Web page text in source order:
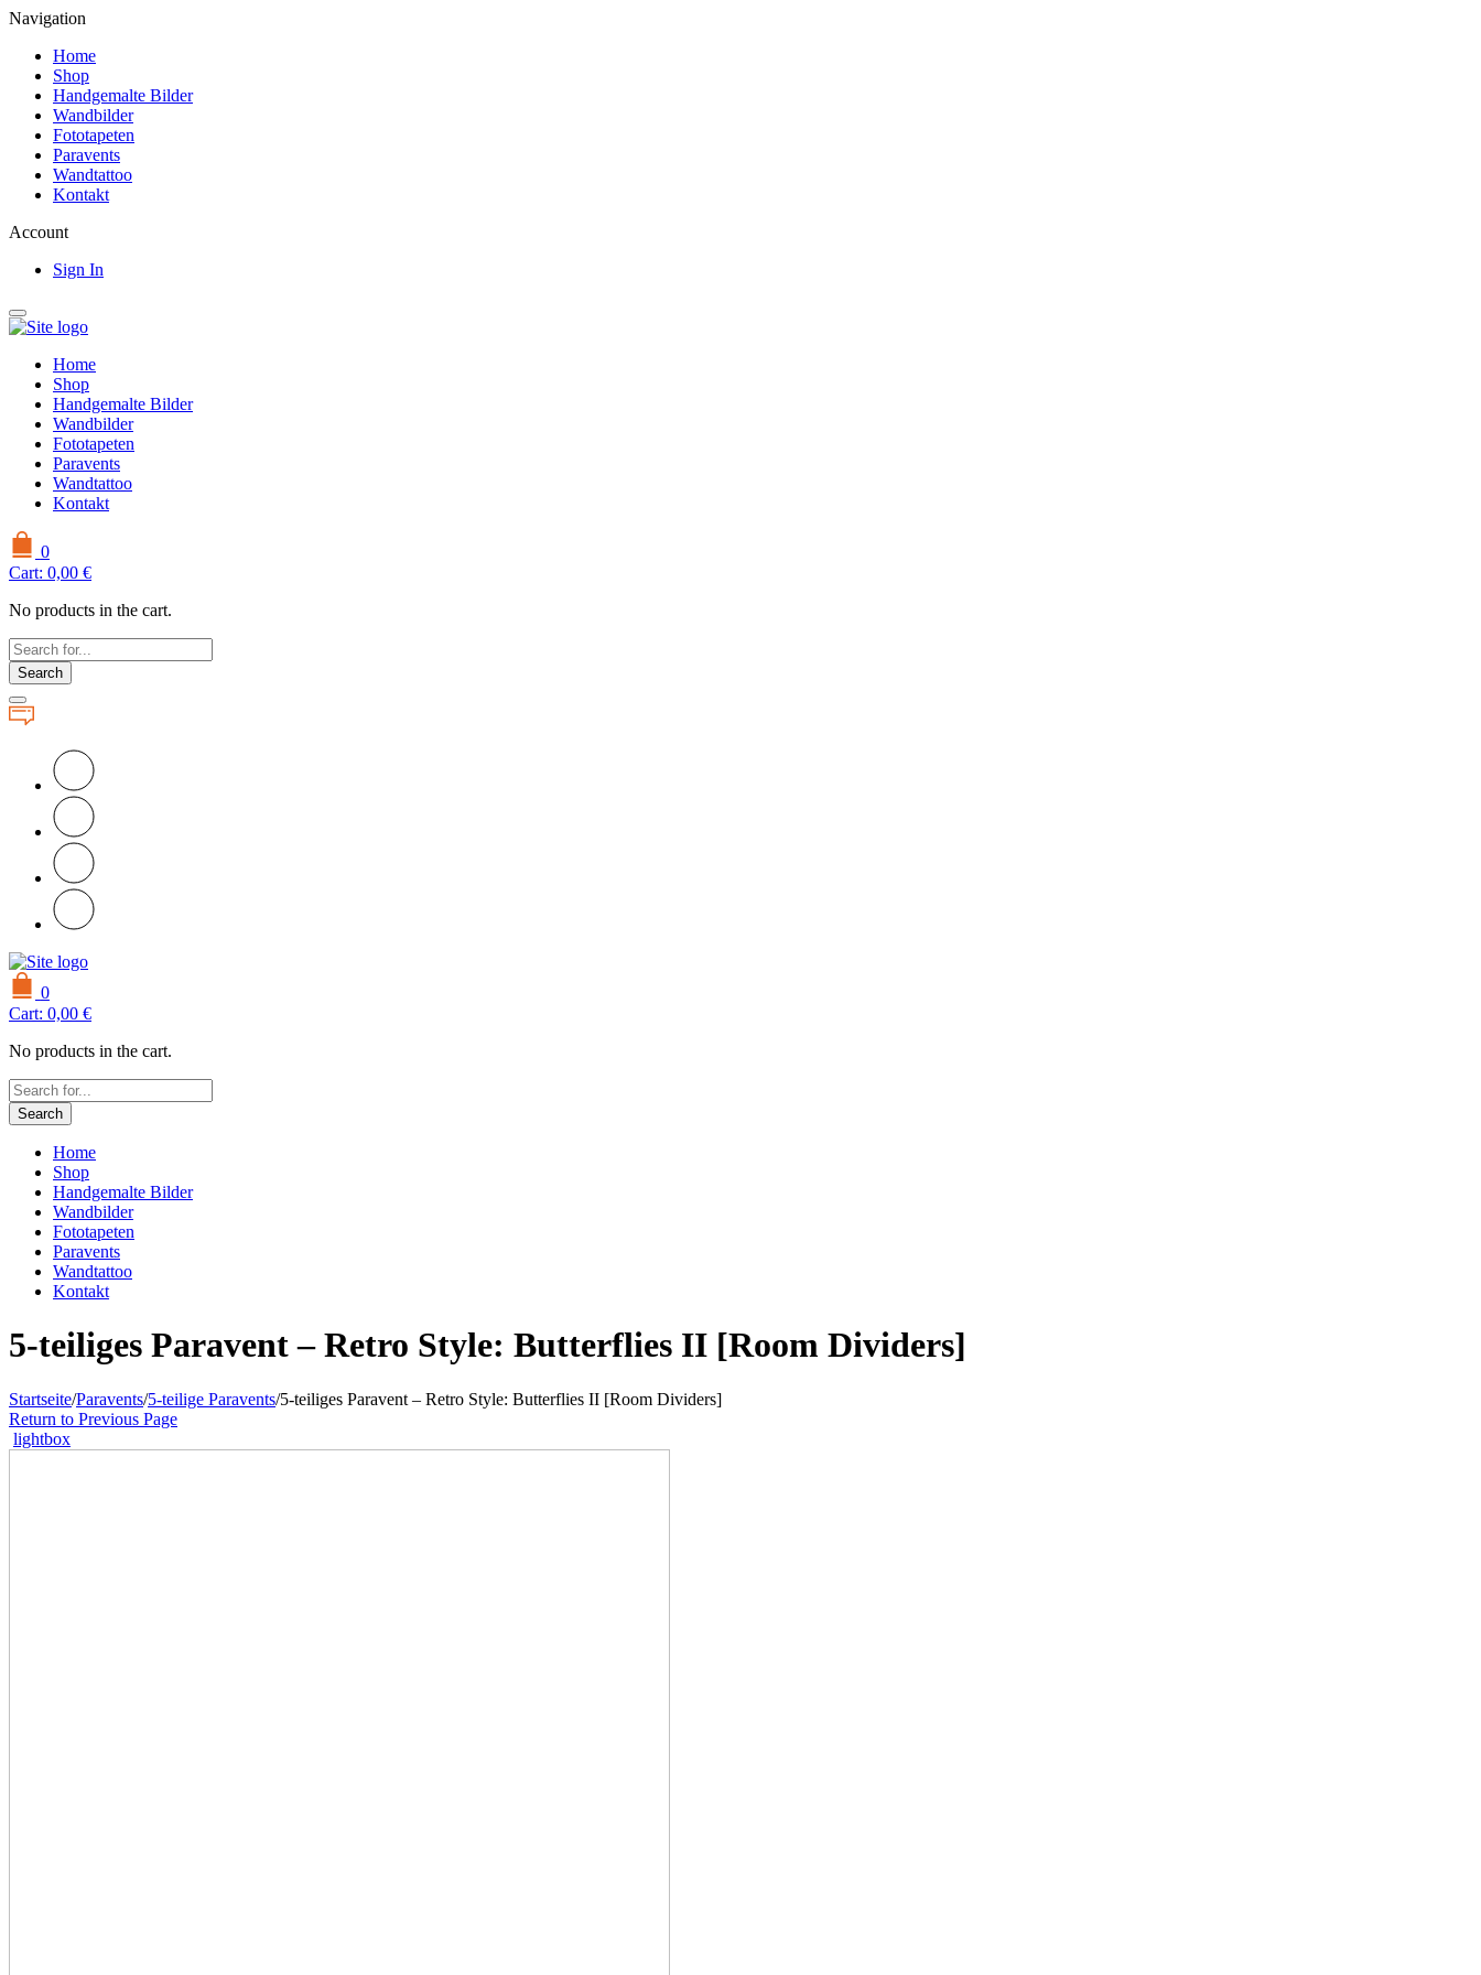
Navigation
Home
Shop
Handgemalte Bilder
Wandbilder
Fototapeten
Paravents
Wandtattoo
Kontakt
Account
Sign In
Home
Shop
Handgemalte Bilder
Wandbilder
Fototapeten
Paravents
Wandtattoo
Kontakt
0
Cart: 0,00 €
No products in the cart.
Search
0
Cart: 0,00 €
No products in the cart.
Search
Home
Shop
Handgemalte Bilder
Wandbilder
Fototapeten
Paravents
Wandtattoo
Kontakt
5-teiliges Paravent – Retro Style: Butterflies II [Room Dividers]
Startseite/Paravents/5-teilige Paravents/5-teiliges Paravent – Retro Style: Butterflies II [Room Dividers]
Return to Previous Page
lightbox